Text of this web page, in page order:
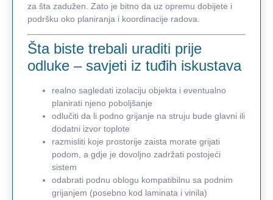
za šta zadužen. Zato je bitno da uz opremu dobijete i
podršku oko planiranja i koordinacije radova.
Šta biste trebali uraditi prije
odluke – savjeti iz tuđih iskustava
realno sagledati izolaciju objekta i eventualno
planirati njeno poboljšanje
odlučiti da li podno grijanje na struju bude glavni ili
dodatni izvor toplote
razmisliti koje prostorije zaista morate grijati
podom, a gdje je dovoljno zadržati postojeći
sistem
odabrati podnu oblogu kompatibilnu sa podnim
grijanjem (posebno kod laminata i vinila)